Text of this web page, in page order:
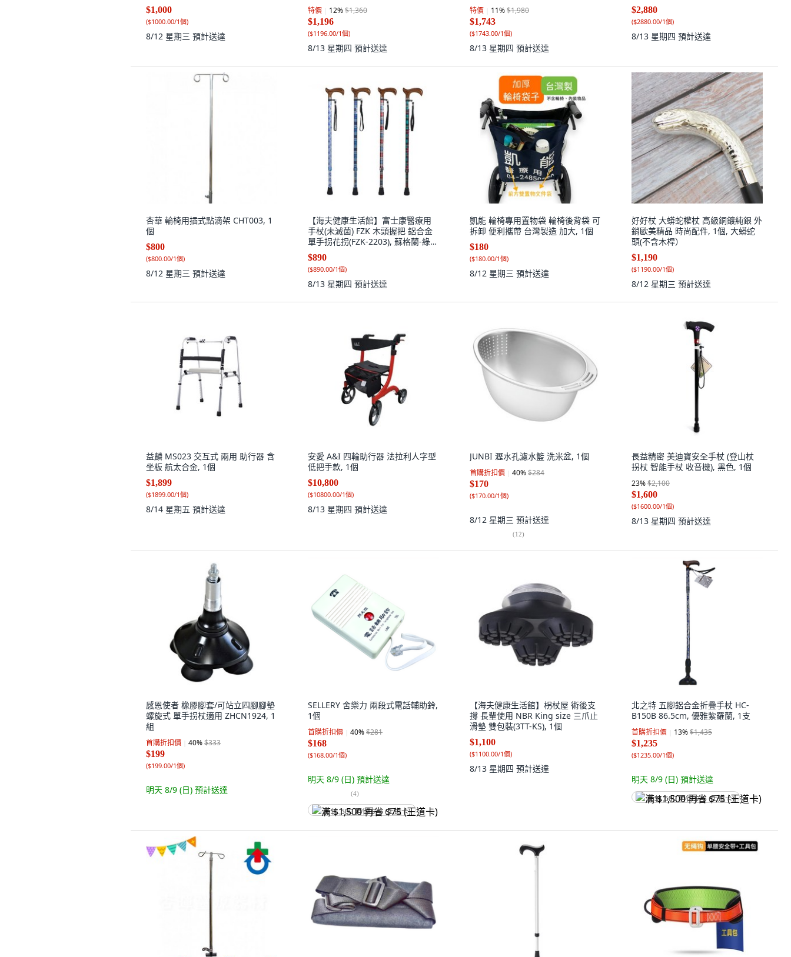
$1,000
($1000.00/1個)
8/12 星期三 預計送達
特價 12%$1,360
$1,196
($1196.00/1個)
8/13 星期四 預計送達
特價 11%$1,980
$1,743
($1743.00/1個)
8/13 星期四 預計送達
$2,880
($2880.00/1個)
8/13 星期四 預計送達
杏華 輪椅用插式點滴架 CHT003, 1
個
$800
($800.00/1個)
8/12 星期三 預計送達
【海夫健康生活館】富士康醫療用
手杖(未滅菌) FZK 木頭握把 鋁合金
單手拐花拐(FZK-2203), 蘇格蘭-綠
格, 1個
$890
($890.00/1個)
8/13 星期四 預計送達
凱能 輪椅專用置物袋 輪椅後背袋 可
拆卸 便利攜帶 台灣製造 加大, 1個
$180
($180.00/1個)
8/12 星期三 預計送達
好好杖 大蟒蛇權杖 高級銅鍍純銀 外
銷歐美精品 時尚配件, 1個, 大蟒蛇
頭(不含木桿）
$1,190
($1190.00/1個)
8/12 星期三 預計送達
益麟 MS023 交互式 兩用 助行器 含
坐板 航太合金, 1個
$1,899
($1899.00/1個)
8/14 星期五 預計送達
安愛 A&I 四輪助行器 法拉利人字型
低把手款, 1個
$10,800
($10800.00/1個)
8/13 星期四 預計送達
JUNBI 瀝水孔濾水籃 洗米盆, 1個
首購折扣價 40%$284
$170
($170.00/1個)
8/12 星期三 預計送達
(12)
長益精密 美迪寶安全手杖 (登山杖
拐杖 智能手杖 收音機), 黑色, 1個
23%$2,100
$1,600
($1600.00/1個)
8/13 星期四 預計送達
感恩使者 橡膠腳套/可站立四腳腳墊
螺旋式 單手拐杖適用 ZHCN1924, 1
組
首購折扣價 40%$333
$199
($199.00/1個)
明天 8/9 (日) 預計送達
SELLERY 舍樂力 兩段式電話輔助鈴,
1個
首購折扣價 40%$281
$168
($168.00/1個)
明天 8/9 (日) 預計送達
(4)
满 $1,500 再省 $75 (王道卡)
【海夫健康生活館】枴杖屋 術後支
撐 長輩使用 NBR King size 三爪止
滑墊 雙包裝(3TT-KS), 1個
$1,100
($1100.00/1個)
8/13 星期四 預計送達
北之特 五腳鋁合金折疊手杖 HC-
B150B 86.5cm, 優雅紫羅蘭, 1支
首購折扣價 13%$1,435
$1,235
($1235.00/1個)
明天 8/9 (日) 預計送達
满 $1,500 再省 $75 (王道卡)